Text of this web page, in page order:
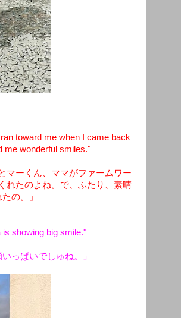
toward me when I came back
me wonderful smiles."
マーくん、ママがファームワー
れたのよね。で、ふたり、素晴
の。」
is showing big smile."
っぱいでしゅね。」